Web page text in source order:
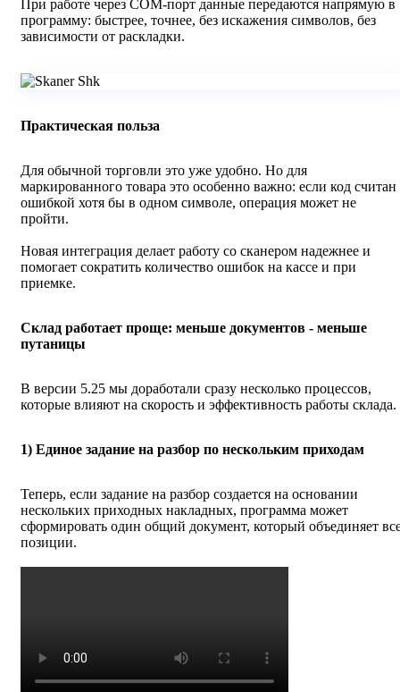
При работе через COM‑порт данные передаются напрямую в
программу: быстрее, точнее, без искажения символов, без
зависимости от раскладки.
Практическая польза
Для обычной торговли это уже удобно. Но для
маркированного товара это особенно важно: если код считан
ошибкой хотя бы в одном символе, операция может не
пройти.
Новая интеграция делает работу со сканером надежнее и
помогает сократить количество ошибок на кассе и при
приемке.
Склад работает проще: меньше документов - меньше
путаницы
В версии 5.25 мы доработали сразу несколько процессов,
которые влияют на скорость и эффективность работы склада.
1) Единое задание на разбор по нескольким приходам
Теперь, если задание на разбор создается на основании
нескольких приходных накладных, программа может
сформировать один общий документ, который объединяет
позиции.